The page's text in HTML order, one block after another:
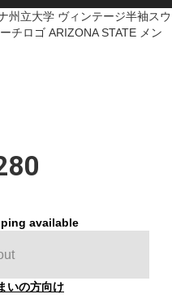
available
いの方向け